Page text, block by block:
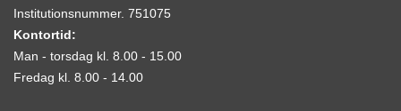
Institutionsnummer. 751075
Kontortid:
Man - torsdag kl. 8.00 - 15.00
Fredag kl. 8.00 - 14.00